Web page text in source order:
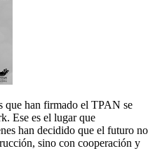
que han firmado el TPAN se
Ese es el lugar que
han decidido que el futuro no
sino con cooperación y